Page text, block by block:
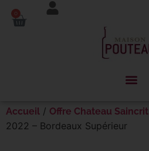
0
Accueil / Offre Chateau Saincrit
2022 – Bordeaux Supérieur
Panneau de gestion des cookies